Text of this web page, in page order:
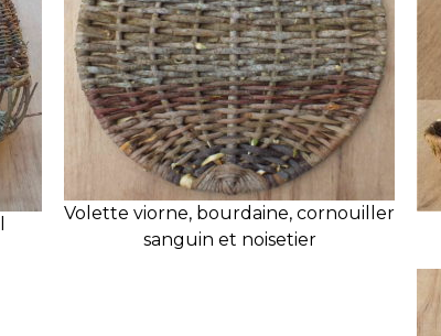
Volette viorne, bourdaine, cornouiller
sanguin et noisetier